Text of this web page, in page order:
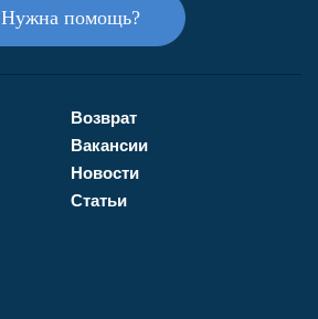
Нужна помощь?
Возврат
Вакансии
Новости
Статьи